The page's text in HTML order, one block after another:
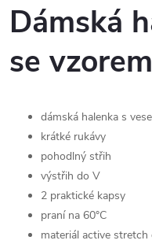
Dámská
se
dámská halenka s
krátké rukávy
pohodlný střih
výstřih do V
2 praktické kapsy
praní na 60°C
materiál active